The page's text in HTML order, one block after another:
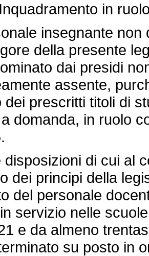
Inquadramento in
insegnante non
della presente
dai presidi
assente,
dei prescritti titoli di
domanda, in ruolo
di cui al
dei principi della
del personale
servizio nelle
e da almeno
su posto in